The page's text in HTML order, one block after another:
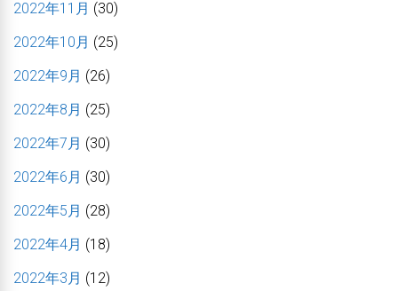
2022年11月 (30)
2022年10月 (25)
2022年9月 (26)
2022年8月 (25)
2022年7月 (30)
2022年6月 (30)
2022年5月 (28)
2022年4月 (18)
2022年3月 (12)